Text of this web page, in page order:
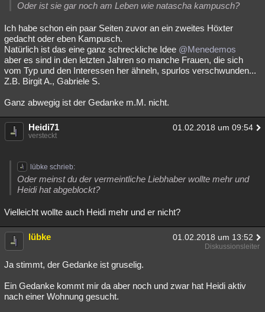
weitere Rubriken
Philosophie Träume Orte Esoterik Literatur
Astronomie Helpdesk Gruppen Gaming Filme
Musik Clash Verbesserungen Allmystery English
Lesenswert
Oder ist sie gar noch am Leben wie natascha kampusch?
Ich habe schon ein paar Seiten zuvor an ein zweites Höxter
gedacht oder eben Kampusch.
Natürlich ist das eine ganz schreckliche Idee @Menedemos
aber es sind in den letzten Jahren so manche Frauen, die sich
vom Typ und den Interessen her ähneln, spurlos verschwunden...
Z.B. Birgit A., Gabriele S.
Ganz abwegig ist der Gedanke m.M. nicht.
Heidi71 01.02.2018 um 09:54
versteckt
lübke schrieb:
Oder meinst du der vermeintliche Liebhaber wollte mehr und
Heidi hat abgeblockt?
Vielleicht wollte auch Heidi mehr und er nicht?
lübke 01.02.2018 um 13:52
Diskussionsleiter
Ja stimmt, der Gedanke ist gruselig.
Ein Gedanke kommt mir da aber noch und zwar hat Heidi aktiv
nach einer Wohnung gesucht.